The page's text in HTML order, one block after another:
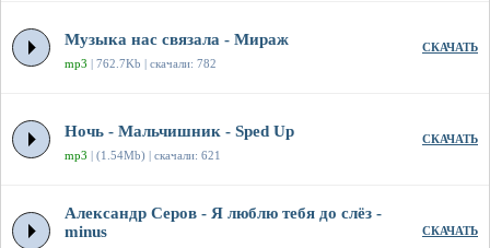
Музыка нас связала - Мираж
mp3 | 762.7Kb | скачали: 782
СКАЧАТЬ
Ночь - Мальчишник - Sped Up
mp3 | (1.54Mb) | скачали: 621
СКАЧАТЬ
Александр Серов - Я люблю тебя до слёз -
minus
СКАЧАТЬ